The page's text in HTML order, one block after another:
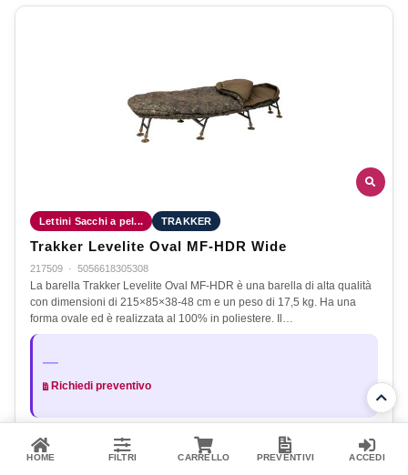
Lettini Sacchi a pel... TRAKKER
Trakker Levelite Oval MF-HDR Wide
217509 · 5056618305308
La barella Trakker Levelite Oval MF-HDR è una barella di alta qualità
con dimensioni di 215×85×38-48 cm e un peso di 17,5 kg. Ha una
forma ovale ed è realizzata al 100% in poliestere. Il…
—
Richiedi preventivo
Aggiungi al preventivo
HOME FILTRI CARRELLO PREVENTIVI ACCEDI